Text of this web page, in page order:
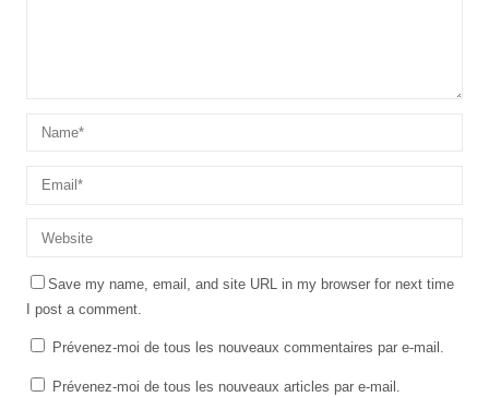
Save my name, email, and site URL in my browser for next time
I post a comment.
Prévenez-moi de tous les nouveaux commentaires par e-mail.
Prévenez-moi de tous les nouveaux articles par e-mail.